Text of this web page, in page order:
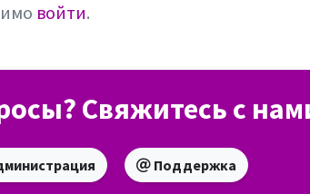
войти.
Свяжитесь с
Поддержка